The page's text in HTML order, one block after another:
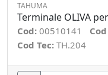
TAHUMA
Terminale OLIVA
Cod: 00510141
Cod Tec: TH.204